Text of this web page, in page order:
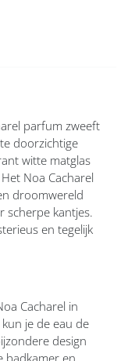
parfum zweeft
doorzichtige
witte matglas
Noa Cacharel
droomwereld
scherpe kantjes.
en tegelijk
Cacharel in
je de eau de
design